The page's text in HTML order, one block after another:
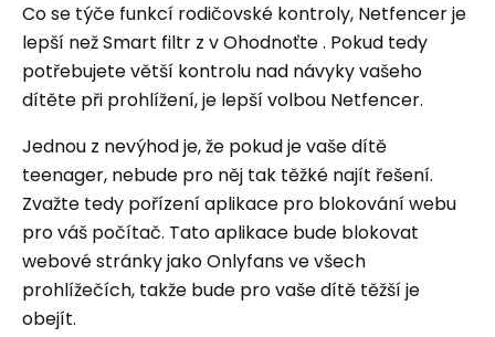
Co se týče funkcí rodičovské kontroly, Netfencer je
lepší než Smart filtr z v Ohodnoťte . Pokud tedy
potřebujete větší kontrolu nad návyky vašeho
dítěte při prohlížení, je lepší volbou Netfencer.
Jednou z nevýhod je, že pokud je vaše dítě
teenager, nebude pro něj tak těžké najít řešení.
Zvažte tedy pořízení aplikace pro blokování webu
pro váš počítač. Tato aplikace bude blokovat
webové stránky jako Onlyfans ve všech
prohlížečích, takže bude pro vaše dítě těžší je
obejít.